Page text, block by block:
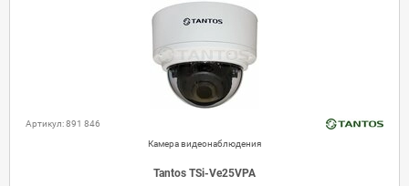
Артикул: 891 846
Камера видеонаблюдения
Tantos TSi-Ve25VPA